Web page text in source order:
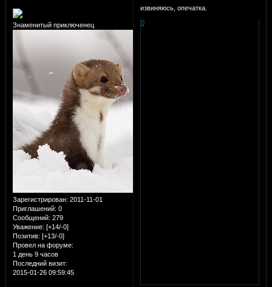
Знаменитый приключенец
Зарегистрирован: 2011-11-01
Приглашений: 0
Сообщений: 279
Уважение: [+14/-0]
Позитив: [+13/-0]
Провел на форуме:
1 день 9 часов
Последний визит:
2015-01-26 09:59:45
извиняюсь, опечатка.
0